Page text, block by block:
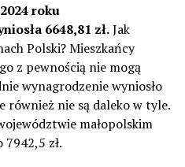
roku
6648,81 zł.Jak
Polski? Mieszkańcy
z pewnością nie mogą
wynagrodzenie wyniosło
również nie są daleko w tyle.
małopolskim
zł.